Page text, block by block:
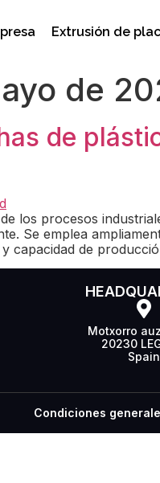
Extrusión de
de
de
los procesos
Se emplea
capacidad de
Motxorro
20230
Spain
Condiciones